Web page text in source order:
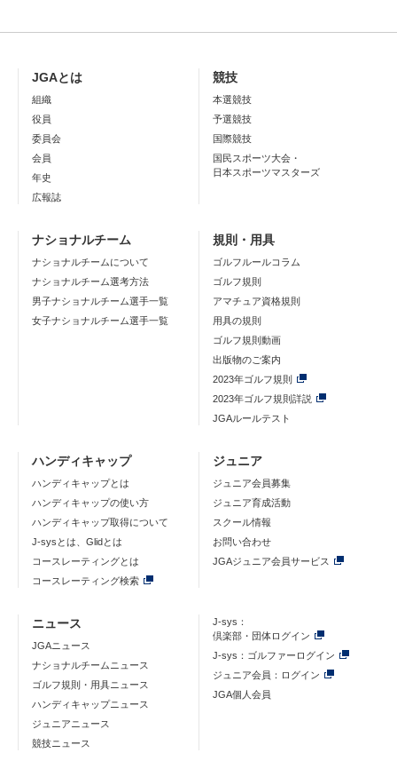
JGAとは
組織
役員
委員会
会員
年史
広報誌
競技
本選競技
予選競技
国際競技
国民スポーツ大会・
日本スポーツマスターズ
ナショナルチーム
ナショナルチームについて
ナショナルチーム選考方法
男子ナショナルチーム選手一覧
女子ナショナルチーム選手一覧
規則・用具
ゴルフルールコラム
ゴルフ規則
アマチュア資格規則
用具の規則
ゴルフ規則動画
出版物のご案内
2023年ゴルフ規則
2023年ゴルフ規則詳説
JGAルールテスト
ハンディキャップ
ハンディキャップとは
ハンディキャップの使い方
ハンディキャップ取得について
J-sysとは、Glidとは
コースレーティングとは
コースレーティング検索
ジュニア
ジュニア会員募集
ジュニア育成活動
スクール情報
お問い合わせ
JGAジュニア会員サービス
ニュース
JGAニュース
ナショナルチームニュース
ゴルフ規則・用具ニュース
ハンディキャップニュース
ジュニアニュース
競技ニュース
J-sys：
倶楽部・団体ログイン
J-sys：ゴルファーログイン
ジュニア会員：ログイン
JGA個人会員